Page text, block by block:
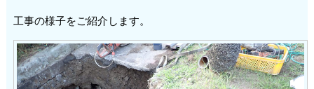
工事の様子をご紹介します。